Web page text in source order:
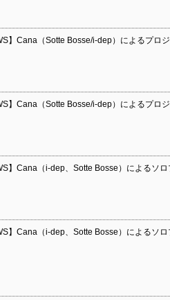
】Cana（Sotte Bosse/i-dep）によるプロ
】Cana（Sotte Bosse/i-dep）によるプロ
】Cana（i-dep、Sotte Bosse）によるソ
】Cana（i-dep、Sotte Bosse）によるソ